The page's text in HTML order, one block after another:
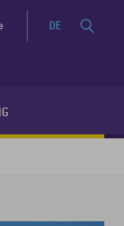
DE